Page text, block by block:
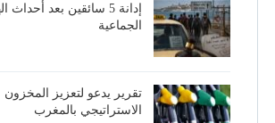
إدانة 5 سائقين بعد أحداث
الجماعية
تقرير يدعو لتعزيز المخزون
الاستراتيجي بالمغرب